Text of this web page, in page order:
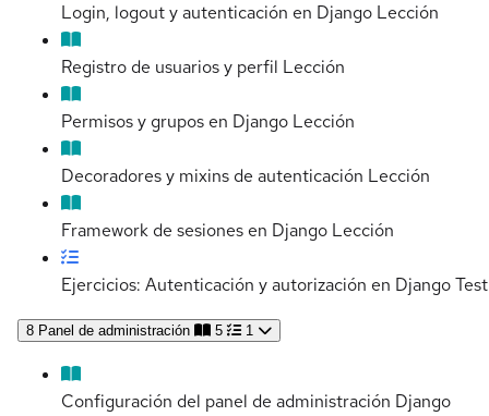
Login, logout y autenticación en Django Lección
Registro de usuarios y perfil Lección
Permisos y grupos en Django Lección
Decoradores y mixins de autenticación Lección
Framework de sesiones en Django Lección
Ejercicios: Autenticación y autorización en DjangoTest
8 Panel de administración 5 1
Configuración del panel de administración Django